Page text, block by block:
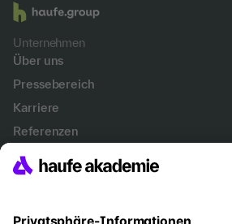
Unternehmen
Über uns
Pressebereich
Karriere
Referenzen
Soziale Verantwortung
Fakten
Newsletter